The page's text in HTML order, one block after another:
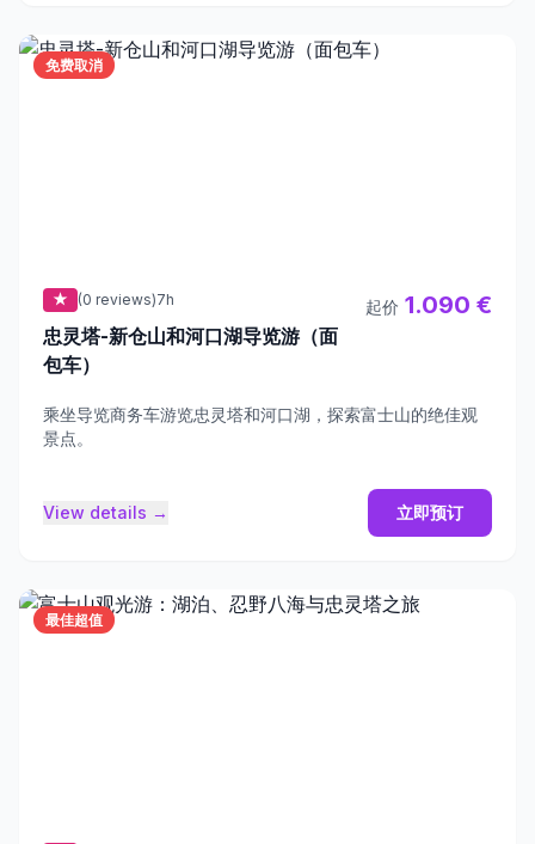
免费取消
★ (0 reviews)7h
忠灵塔-新仓山和河口湖导览游（面
包车）
起价 1.090 €
乘坐导览商务车游览忠灵塔和河口湖，探索富士山的绝佳观
景点。
View details → 立即预订
最佳超值